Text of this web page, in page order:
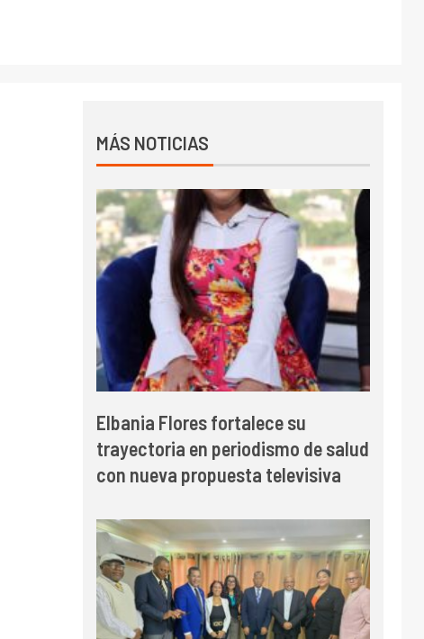
MÁS NOTICIAS
Elbania Flores fortalece su
trayectoria en periodismo de salud
con nueva propuesta televisiva